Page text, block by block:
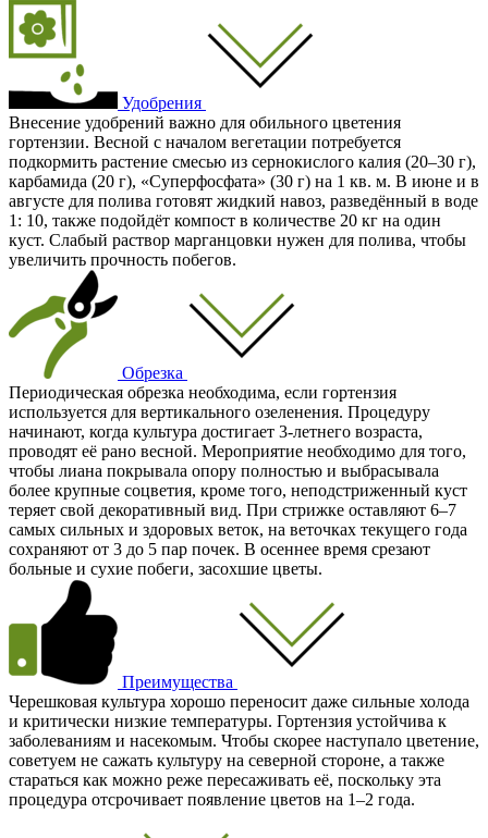
Удобрения
Внесение удобрений важно для обильного цветения
гортензии. Весной с началом вегетации потребуется
подкормить растение смесью из сернокислого калия (20–30 г),
карбамида (20 г), «Суперфосфата» (30 г) на 1 кв. м. В июне и в
августе для полива готовят жидкий навоз, разведённый в воде
1: 10, также подойдёт компост в количестве 20 кг на один
куст. Слабый раствор марганцовки нужен для полива, чтобы
увеличить прочность побегов.
Обрезка
Периодическая обрезка необходима, если гортензия
используется для вертикального озеленения. Процедуру
начинают, когда культура достигает 3-летнего возраста,
проводят её рано весной. Мероприятие необходимо для того,
чтобы лиана покрывала опору полностью и выбрасывала
более крупные соцветия, кроме того, неподстриженный куст
теряет свой декоративный вид. При стрижке оставляют 6–7
самых сильных и здоровых веток, на веточках текущего года
сохраняют от 3 до 5 пар почек. В осеннее время срезают
больные и сухие побеги, засохшие цветы.
Преимущества
Черешковая культура хорошо переносит даже сильные холода
и критически низкие температуры. Гортензия устойчива к
заболеваниям и насекомым. Чтобы скорее наступало цветение,
советуем не сажать культуру на северной стороне, а также
стараться как можно реже пересаживать её, поскольку эта
процедура отсрочивает появление цветов на 1–2 года.